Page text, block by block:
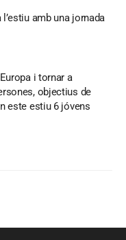
amb una jornada
i tornar a
objectius de
este estiu 6 jóvens